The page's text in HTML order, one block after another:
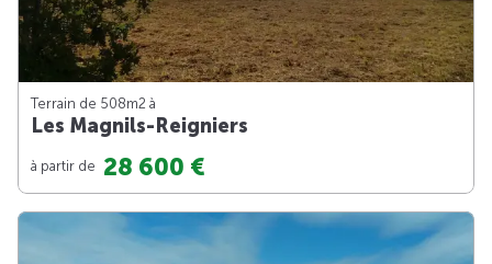
Terrain de 508m2 à
Les Magnils-Reigniers
à partir de 28 600 €